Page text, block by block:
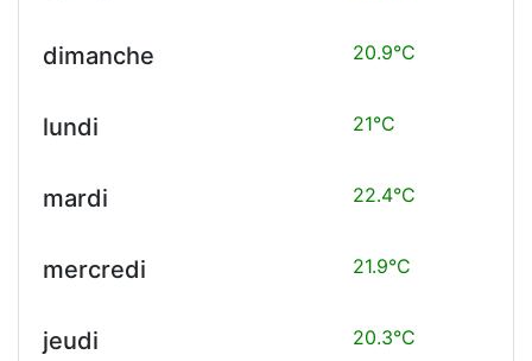
dimanche 20.9°C
lundi 21°C
mardi 22.4°C
mercredi 21.9°C
jeudi 20.3°C